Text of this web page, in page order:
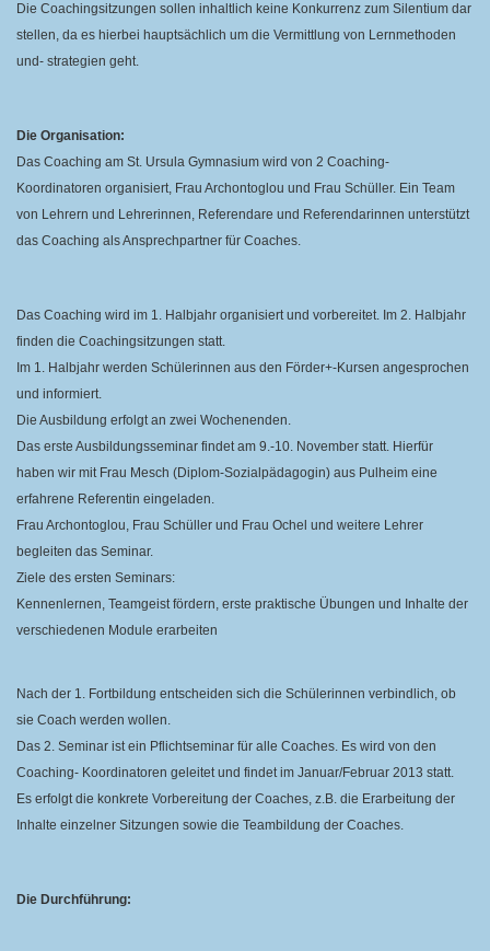
Die Coachingsitzungen sollen inhaltlich keine Konkurrenz zum Silentium dar
stellen, da es hierbei hauptsächlich um die Vermittlung von Lernmethoden
und- strategien geht.
Die Organisation:
Das Coaching am St. Ursula Gymnasium wird von 2 Coaching-
Koordinatoren organisiert, Frau Archontoglou und Frau Schüller. Ein Team
von Lehrern und Lehrerinnen, Referendare und Referendarinnen unterstützt
das Coaching als Ansprechpartner für Coaches.
Das Coaching wird im 1. Halbjahr organisiert und vorbereitet. Im 2. Halbjahr
finden die Coachingsitzungen statt.
Im 1. Halbjahr werden Schülerinnen aus den Förder+-Kursen angesprochen
und informiert.
Die Ausbildung erfolgt an zwei Wochenenden.
Das erste Ausbildungsseminar findet am 9.-10. November statt. Hierfür
haben wir mit Frau Mesch (Diplom-Sozialpädagogin) aus Pulheim eine
erfahrene Referentin eingeladen.
Frau Archontoglou, Frau Schüller und Frau Ochel und weitere Lehrer
begleiten das Seminar.
Ziele des ersten Seminars:
Kennenlernen, Teamgeist fördern, erste praktische Übungen und Inhalte der
verschiedenen Module erarbeiten
Nach der 1. Fortbildung entscheiden sich die Schülerinnen verbindlich, ob
sie Coach werden wollen.
Das 2. Seminar ist ein Pflichtseminar für alle Coaches. Es wird von den
Coaching- Koordinatoren geleitet und findet im Januar/Februar 2013 statt.
Es erfolgt die konkrete Vorbereitung der Coaches, z.B. die Erarbeitung der
Inhalte einzelner Sitzungen sowie die Teambildung der Coaches.
Die Durchführung: